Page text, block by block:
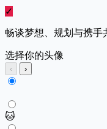
✓
畅谈梦想、规划与携手
选择你的头像
‹ ›
🐱